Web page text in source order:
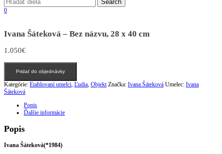
0
Ivana Šáteková – Bez názvu, 28 x 40 cm
1.050€
množstvo
Ivana
Šáteková
-
Bez
40
cm
Pridať do objednávky
Kategórie: Etablovaní umelci, Ľudia, Objekt Značka: Ivana Šáteková Umelec: Ivana
Šáteková
Popis
Ďalšie informácie
Popis
Ivana Šáteková(*1984)